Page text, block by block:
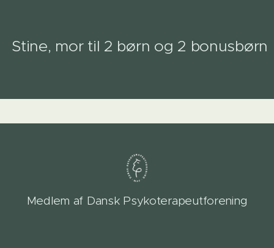
Stine, mor til 2 børn og 2 bonusbørn
Medlem af Dansk Psykoterapeutforening